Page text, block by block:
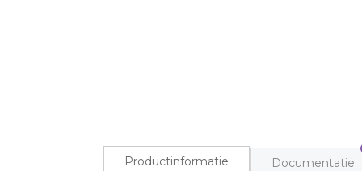
Productinformatie Documentatie